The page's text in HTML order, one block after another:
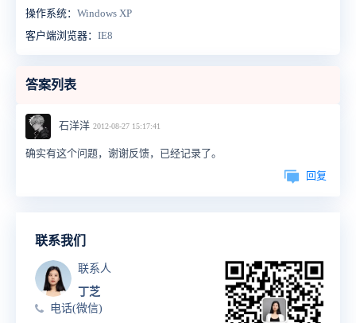
操作系统： Windows XP
客户端浏览器： IE8
答案列表
石洋洋 2012-08-27 15:17:41
确实有这个问题，谢谢反馈，已经记录了。
回复
联系我们
联系人
丁芝
电话(微信)